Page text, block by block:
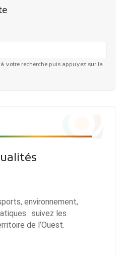
votre recherche puis appuyez sur la
environnement,
: suivez les
de l’Ouest.